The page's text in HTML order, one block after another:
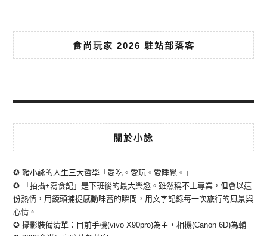
食尚玩家 2026 駐站部落客
關於小詠
✪ 豬小詠的人生三大哲學「愛吃。愛玩。愛睡覺。」
✪ 「拍攝+寫食記」是下班後的最大樂趣。雖然稱不上專業，但會以這
份熱情，用鏡頭捕捉感動味蕾的瞬間，用文字記錄每一次旅行的風景與
心情。
✪ 攝影裝備清單：目前手機(vivo X90pro)為主，相機(Canon 6D)為輔